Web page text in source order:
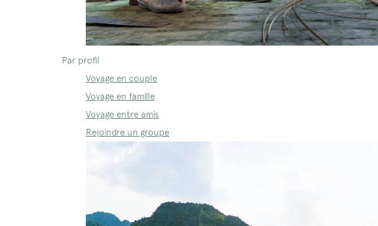
Par profil
Voyage en couple
Voyage en famille
Voyage entre amis
Rejoindre un groupe